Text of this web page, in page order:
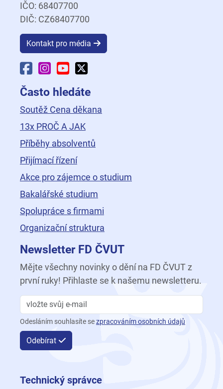
IČO: 68407700
DIČ: CZ68407700
Kontakt pro média
Facebook Fakulty dopravní
Instagram Fakulty dopravní
YouTube Fakulty dopravní
Často hledáte
Soutěž Cena děkana
13x PROČ A JAK
Příběhy absolventů
Přijímací řízení
Akce pro zájemce o studium
Bakalářské studium
Spolupráce s firmami
Organizační struktura
Newsletter FD ČVUT
Mějte všechny novinky o dění na FD ČVUT z
první ruky! Přihlaste se k našemu newsletteru.
Odesláním souhlasíte sezpracováním osobních údajů
Odebírat
Technický správce